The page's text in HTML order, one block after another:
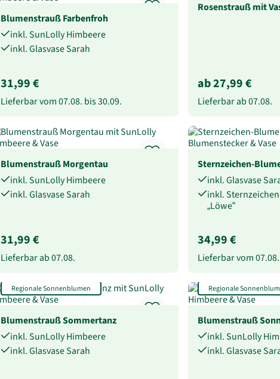
Blumenstrauß Farbenfroh
inkl. SunLolly Himbeere
inkl. Glasvase Sarah
31,99 €
Lieferbar vom07.08. bis30.09.
Rosenstrauß mit
ab 27,99 €
Lieferbar ab07.08.
Blumenstrauß Morgentau
inkl. SunLolly Himbeere
inkl. Glasvase Sarah
31,99 €
Lieferbar ab07.08.
Sternzeichen-
inkl. Glasvase
inkl.
„Löwe“
34,99 €
Lieferbar vom07.08.
Regionale Sonnenblumen
Blumenstrauß Sommertanz
inkl. SunLolly Himbeere
inkl. Glasvase Sarah
Regionale
Blumenstrauß
inkl. SunLolly
inkl. Glasvase